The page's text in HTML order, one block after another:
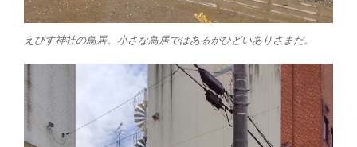
えびす神社の鳥居。小さな鳥居ではあるがひどいありさまだ。